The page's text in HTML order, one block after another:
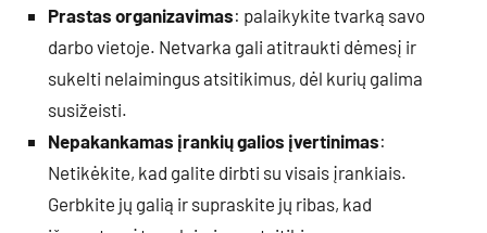
Prastas organizavimas: palaikykite tvarką savo
darbo vietoje. Netvarka gali atitraukti dėmesį ir
sukelti nelaimingus atsitikimus, dėl kurių galima
susižeisti.
Nepakankamas įrankių galios įvertinimas:
Netikėkite, kad galite dirbti su visais įrankiais.
Gerbkite jų galią ir supraskite jų ribas, kad